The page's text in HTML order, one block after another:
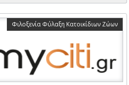
Φιλοξενία Φύλαξη Κατοικίδιων Ζώων